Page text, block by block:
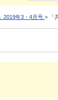
2019年3・4月号 > 「